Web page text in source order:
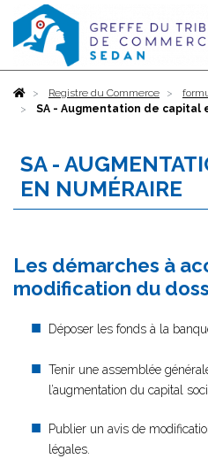
AccueilRegistre du Commerce
SA - Augmentation de capital
SA -
EN NUMÉRAIRE
Les démarches à
modification du
Déposer les fonds à la
Tenir une assemblée
l’augmentation du capital
Publier un avis de
légales.